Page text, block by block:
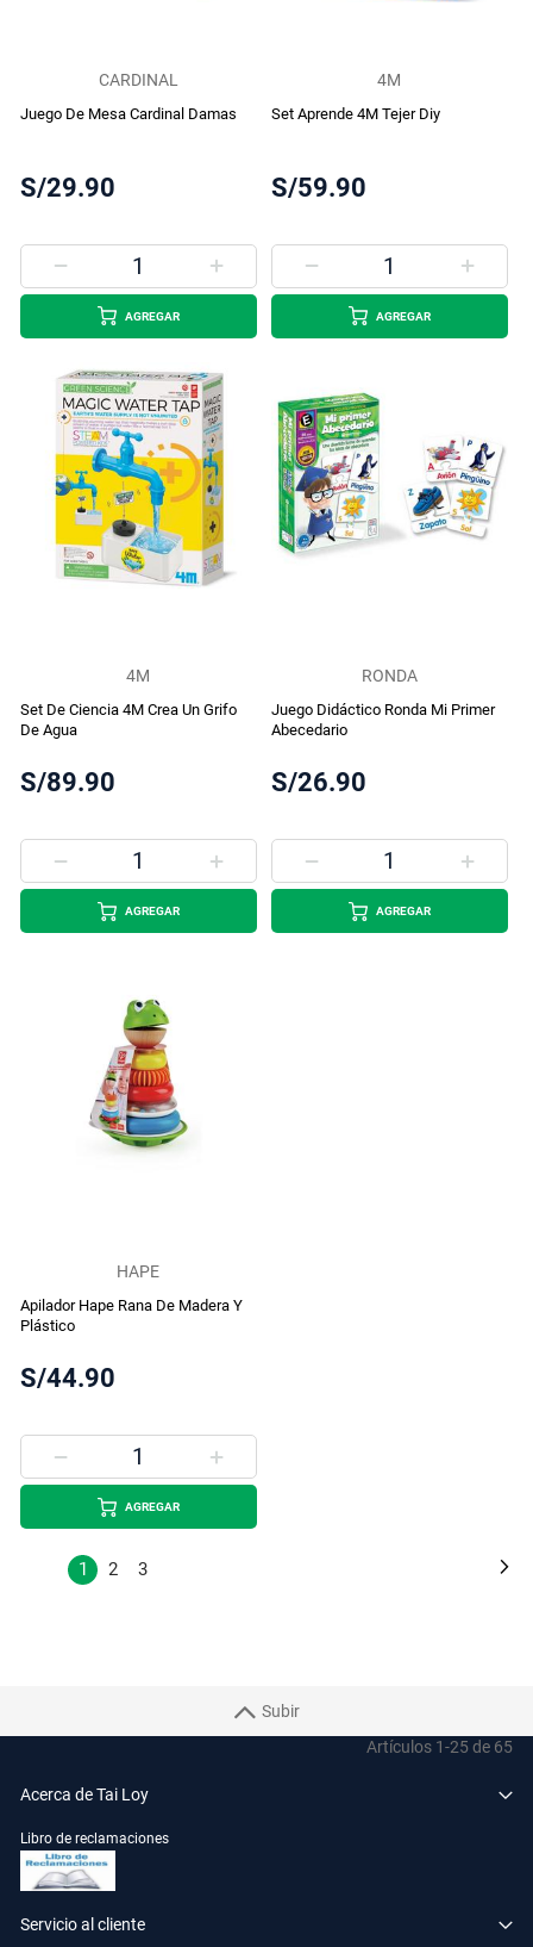
Artículos 1-25de 65
CARDINAL
Juego De Mesa Cardinal Damas
S/29.90
AGREGAR
4M
Set Aprende 4M Tejer Diy
S/59.90
AGREGAR
4M
Set De Ciencia 4M Crea Un Grifo
De Agua
S/89.90
AGREGAR
RONDA
Juego Didáctico Ronda Mi Primer
Abecedario
S/26.90
AGREGAR
HAPE
Apilador Hape Rana De Madera Y
Plástico
S/44.90
AGREGAR
Página Estás
1 Página
2 Página
3
Subir
Acerca de Tai Loy
Libro de reclamaciones
Servicio al cliente